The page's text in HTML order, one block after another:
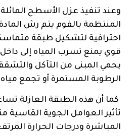
وعند تنفيذ عزل الأسطح
المنتظمة بالفوم يتم رش
احترافية لتشكيل طبقة
قوي يمنع تسرب المياه إلى داخل
يحمي المبنى من التآكل
الرطوبة المستمرة أو تجمع مياه
كما أن هذه الطبقة العازلة
تأثير العوامل الجوية
المباشرة ودرجات الحرارة